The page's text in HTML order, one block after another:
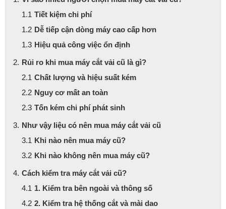
Tiết kiệm chi phí
Dễ tiếp cận dòng máy cao cấp hơn
Hiệu quả công việc ổn định
Rủi ro khi mua máy cắt vải cũ là gì?
Chất lượng và hiệu suất kém
Nguy cơ mất an toàn
Tốn kém chi phí phát sinh
Như vậy liệu có nên mua máy cắt vải cũ
Khi nào nên mua máy cũ?
Khi nào không nên mua máy cũ?
Cách kiểm tra máy cắt vải cũ?
1. Kiểm tra bên ngoài và thông số
2. Kiểm tra hệ thống cắt và mài dao